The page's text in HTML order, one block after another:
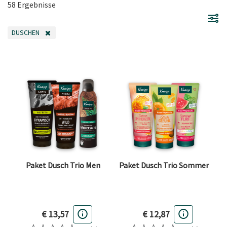
58 Ergebnisse
DUSCHEN
Paket Dusch Trio Men
€ 13,57
Paket Dusch Trio Sommer
€ 12,87